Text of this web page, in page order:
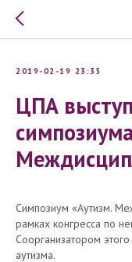
2019-02-19 23:35
ЦПА
Cимпозиум «Аутизм.
рамках конгресса по
Соорганизатором
аутизма.